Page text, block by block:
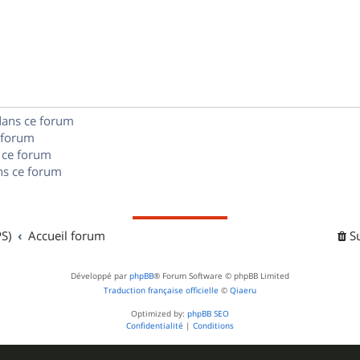
ce forum
forum
ce forum
Accueil forum
Développé par phpBB® Forum Software © phpBB Limited
Traduction française officielle © Qiaeru
Optimized by: phpBB SEO
Confidentialité | Conditions